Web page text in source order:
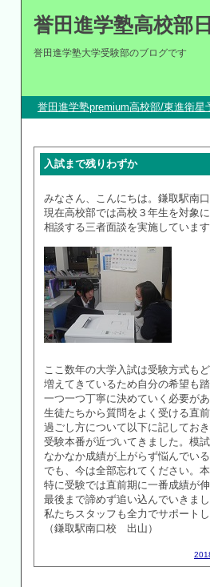
誉田進学塾高校部
誉田進学塾大学受験部のブログです
誉田進学塾premium高校部/東進衛星
入試まで残りわずか
みなさん、こんにちは。鎌取駅南口
現在高校部では高校３年生を対象
相談する三者面談を実施しています
ここ数年の大学入試は受験方式も
増えてきているため自分の希望も
一つ一つ丁寧に決めていく必要があ
生徒たちから質問をよく受ける直
過ごし方について以下に記しておき
受験本番が近づいてきました。模
なかなか成績が上がらず悩んでい
でも、今は全部忘れてください。
特に受験では直前期に一番成績が伸
最後まで諦めず追い込んでいきまし
私たちスタッフも全力でサポートし
（鎌取駅南口校 出山）